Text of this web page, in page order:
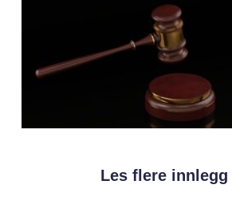
Les flere innlegg